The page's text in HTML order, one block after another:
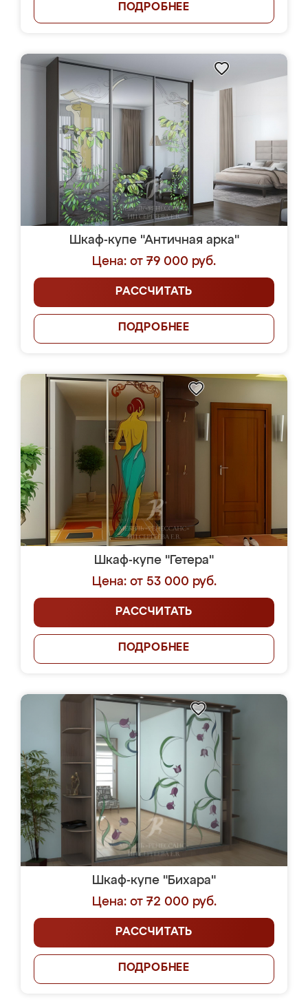
ПОДРОБНЕЕ
Шкаф-купе "Античная арка"
Цена: от 79 000 руб.
РАССЧИТАТЬ
ПОДРОБНЕЕ
Шкаф-купе "Гетера"
Цена: от 53 000 руб.
РАССЧИТАТЬ
ПОДРОБНЕЕ
Шкаф-купе "Бихара"
Цена: от 72 000 руб.
РАССЧИТАТЬ
ПОДРОБНЕЕ